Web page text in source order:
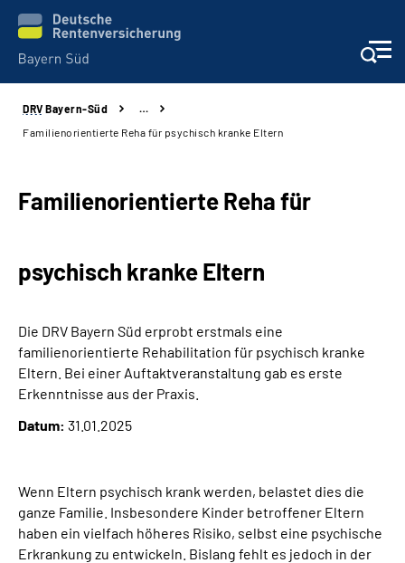
Beratung und Kontakt
Rehaverbund
Inhalte in Gebärdensprache (DGS)
Leichte Sprache
Mein Kundenportal
DRV Bayern-Süd
…
Familienorientierte Reha für psychisch kranke Eltern
Familienorientierte Reha für
psychisch kranke Eltern
Die DRV Bayern Süd erprobt erstmals eine
familienorientierte Rehabilitation für psychisch kranke
Eltern. Bei einer Auftaktveranstaltung gab es erste
Erkenntnisse aus der Praxis.
Datum: 31.01.2025
Wenn Eltern psychisch krank werden, belastet dies die
ganze Familie. Insbesondere Kinder betroffener Eltern
haben ein vielfach höheres Risiko, selbst eine psychische
Erkrankung zu entwickeln. Bislang fehlt es jedoch in der